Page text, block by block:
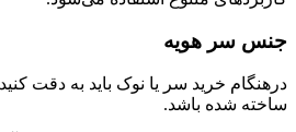
جنس سر هویه
درهنگام خرید سر یا نوک باید به دقت
ساخته شده باشد.